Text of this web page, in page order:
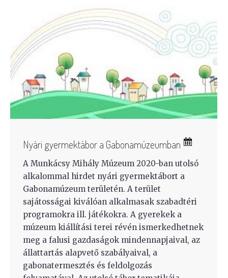
Nyári gyermektábor a Gabonamúzeumban
A Munkácsy Mihály Múzeum 2020-ban utolsó
alkalommal hirdet nyári gyermektábort a
Gabonamúzeum területén. A terület
sajátosságai kiválóan alkalmasak szabadtéri
programokra ill. játékokra. A gyerekek a
múzeum kiállítási terei révén ismerkedhetnek
meg a falusi gazdaságok mindennapjaival, az
állattartás alapvető szabályaival, a
gabonatermesztés és feldolgozás